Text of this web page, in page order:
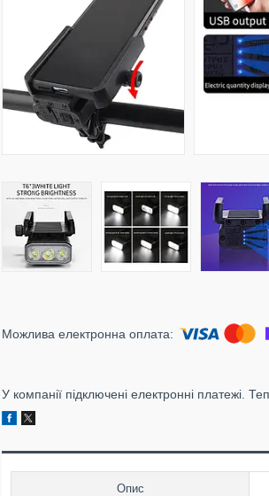
У компанії підключені електронні платежі.
Опис